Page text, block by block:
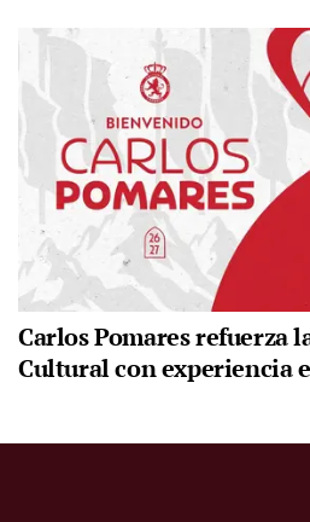
Carlos Pomares refuerza
Cultural con experiencia